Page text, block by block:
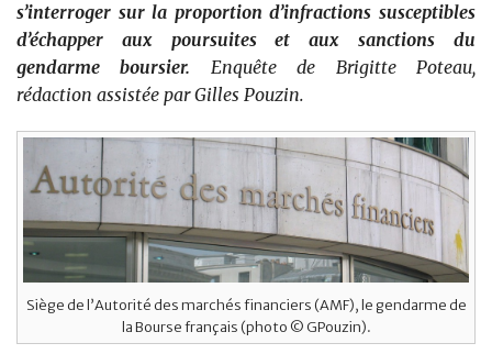
s’interroger sur la proportion d’infractions susceptibles
d’échapper aux poursuites et aux sanctions du
gendarme boursier. Enquête de Brigitte Poteau,
rédaction assistée par Gilles Pouzin.
Siège de l’Autorité des marchés financiers (AMF), le gendarme de
la Bourse français (photo © GPouzin).